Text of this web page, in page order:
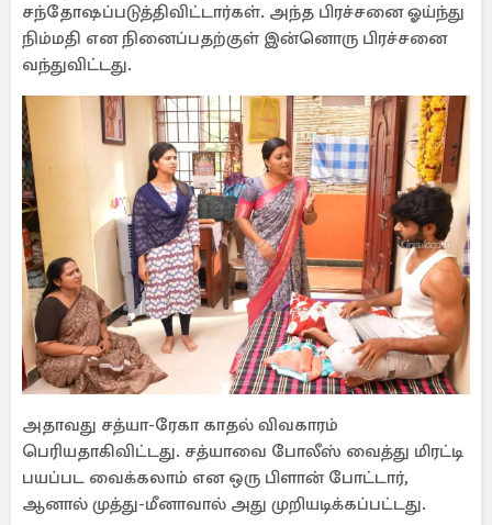
சந்தோஷப்படுத்திவிட்டார்கள். அந்த பிரச்சனை ஓய்ந்து
நிம்மதி என நினைப்பதற்குள் இன்னொரு பிரச்சனை
வந்துவிட்டது.
அதாவது சத்யா-ரேகா காதல் விவகாரம்
பெரியதாகிவிட்டது. சத்யாவை போலீஸ் வைத்து மிரட்டி
பயப்பட வைக்கலாம் என ஒரு பிளான் போட்டார்,
ஆனால் முத்து-மீனாவால் அது முறியடிக்கப்பட்டது.